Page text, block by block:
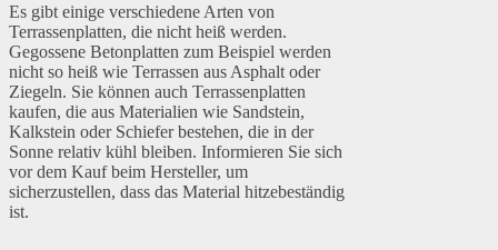
Es gibt einige verschiedene Arten von
Terrassenplatten, die nicht heiß werden.
Gegossene Betonplatten zum Beispiel werden
nicht so heiß wie Terrassen aus Asphalt oder
Ziegeln. Sie können auch Terrassenplatten
kaufen, die aus Materialien wie Sandstein,
Kalkstein oder Schiefer bestehen, die in der
Sonne relativ kühl bleiben. Informieren Sie sich
vor dem Kauf beim Hersteller, um
sicherzustellen, dass das Material hitzebeständig
ist.